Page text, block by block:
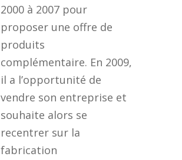
2000 à 2007 pour
proposer une offre de
produits
complémentaire. En 2009,
il a l’opportunité de
vendre son entreprise et
souhaite alors se
recentrer sur la
fabrication